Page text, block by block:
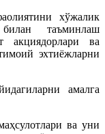
хўжалик
таъминлаш
акциядорлари ва
эхтиёжларни
амалга
ва уни